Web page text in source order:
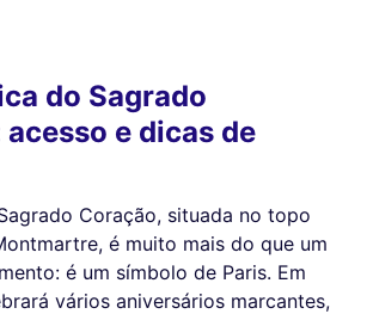
do Sagrado
e dicas de
Coração, situada no topo
é muito mais do que um
é um símbolo de Paris. Em
vários aniversários marcantes,